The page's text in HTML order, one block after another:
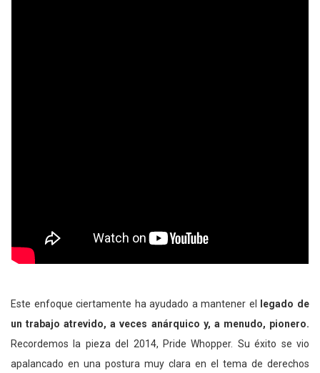
Este enfoque ciertamente ha ayudado a mantener el
legado de
un trabajo atrevido, a veces anárquico y, a menudo, pionero.
Recordemos la pieza del 2014, Pride Whopper. Su éxito se vio
apalancado en una postura muy clara en el tema de derechos